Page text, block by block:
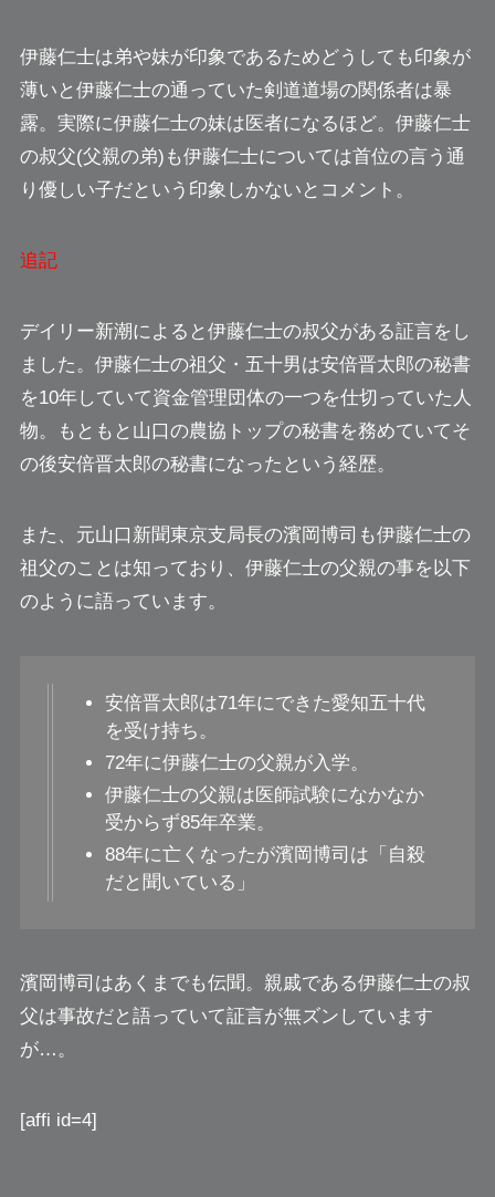
伊藤仁士は弟や妹が印象であるためどうしても印象が
薄いと伊藤仁士の通っていた剣道道場の関係者は暴
露。実際に伊藤仁士の妹は医者になるほど。伊藤仁士
の叔父(父親の弟)も伊藤仁士については首位の言う通
り優しい子だという印象しかないとコメント。
追記
デイリー新潮によると伊藤仁士の叔父がある証言をし
ました。伊藤仁士の祖父・五十男は安倍晋太郎の秘書
を10年していて資金管理団体の一つを仕切っていた人
物。もともと山口の農協トップの秘書を務めていてそ
の後安倍晋太郎の秘書になったという経歴。
また、元山口新聞東京支局長の濱岡博司も伊藤仁士の
祖父のことは知っており、伊藤仁士の父親の事を以下
のように語っています。
安倍晋太郎は71年にできた愛知五十代
を受け持ち。
72年に伊藤仁士の父親が入学。
伊藤仁士の父親は医師試験になかなか
受からず85年卒業。
88年に亡くなったが濱岡博司は「自殺
だと聞いている」
濱岡博司はあくまでも伝聞。親戚である伊藤仁士の叔
父は事故だと語っていて証言が無ズンしています
が…。
[affi id=4]